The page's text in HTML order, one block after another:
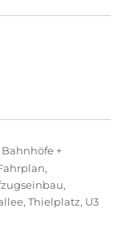
Kategorien
Bahnhöfe +
,
,
,Thielplatz, U3